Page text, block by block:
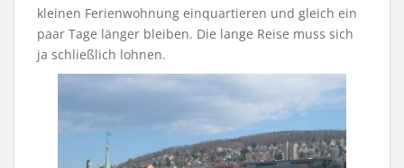
kleinen Ferienwohnung einquartieren und gleich ein
paar Tage länger bleiben. Die lange Reise muss sich
ja schließlich lohnen.